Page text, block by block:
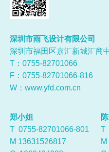
深圳市雨飞设计有限公司
深圳市福田区嘉汇新城汇商
T：0755-82701066
F：0755-82701066-816
W： www.yfd.com.cn
郑小姐
T 0755-82701066-801
M 13631526817
T